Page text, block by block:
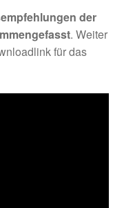
der
. Weiter
für das